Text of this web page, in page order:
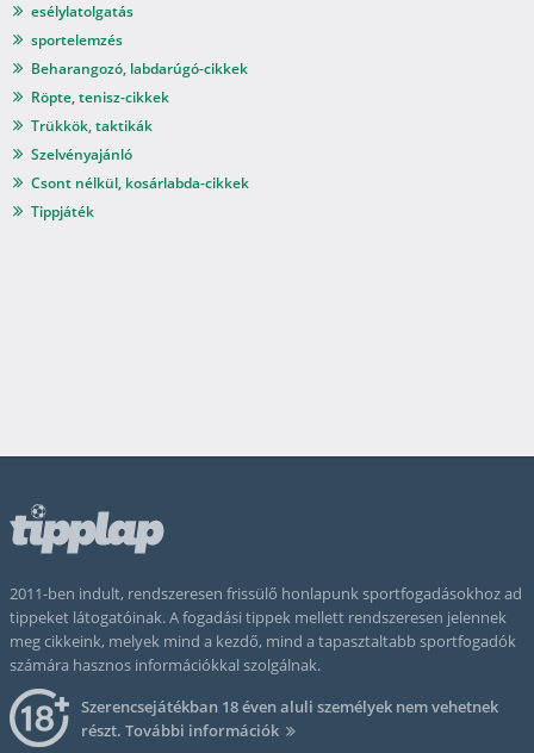
esélylatolgatás
sportelemzés
Beharangozó, labdarúgó-cikkek
Röpte, tenisz-cikkek
Trükkök, taktikák
Szelvényajánló
Csont nélkül, kosárlabda-cikkek
Tippjáték
2011-ben indult, rendszeresen frissülő honlapunk sportfogadásokhoz ad
tippeket látogatóinak. A fogadási tippek mellett rendszeresen jelennek
meg cikkeink, melyek mind a kezdő, mind a tapasztaltabb sportfogadók
számára hasznos információkkal szolgálnak.
Szerencsejátékban 18 éven aluli személyek nem vehetnek
részt. További információk